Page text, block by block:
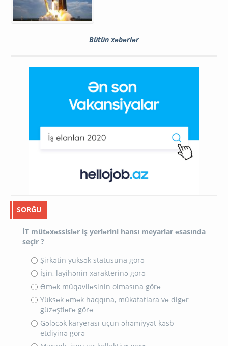
Bütün xəbərlər
SORĞU
İT mütəxəssislər iş yerlərini hansı meyarlar əsasında
seçir ?
Şirkətin yüksək statusuna görə
İşin, layihənin xarakterinə görə
Əmək müqaviləsinin olmasına görə
Yüksək əmək haqqına, mükafatlara və digər
güzəştlərə görə
Gələcək karyerası üçün əhəmiyyət kəsb
etdiyinə görə